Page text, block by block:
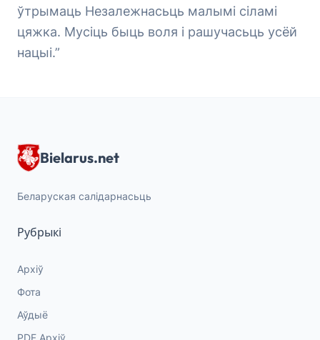
ўтрымаць Незалежнасьць малымі сіламі
цяжка. Мусіць быць воля і рашучасьць усёй
нацыі.”
Bielarus.net
Беларуская салідарнасьць
Рубрыкі
Архіў
Фота
Аўдыё